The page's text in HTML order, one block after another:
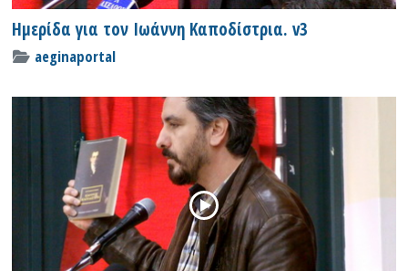
Ημερίδα για τον Ιωάννη Καποδίστρια. v3
aeginaportal